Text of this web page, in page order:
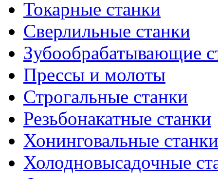
Токарные станки
Сверлильные станки
Зубообрабатывающие
Прессы и молоты
Строгальные станки
Резьбонакатные станки
Хонинговальные станки
Холодновысадочные